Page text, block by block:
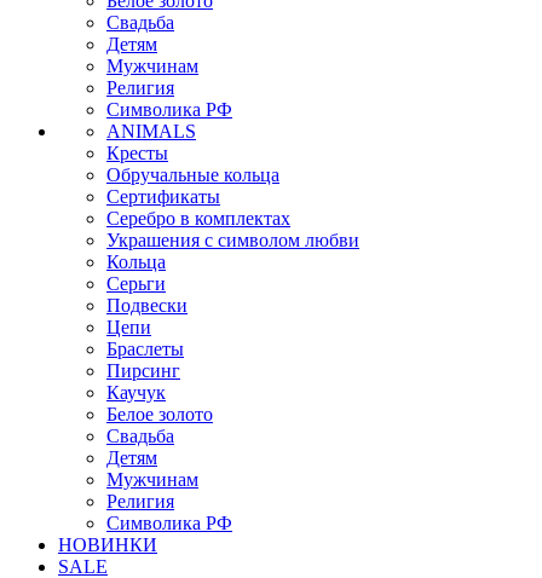
Свадьба
Детям
Мужчинам
Религия
Символика РФ
ANIMALS
Кресты
Обручальные кольца
Сертификаты
Серебро в комплектах
Украшения с символом любви
Кольца
Серьги
Подвески
Цепи
Браслеты
Пирсинг
Каучук
Белое золото
Свадьба
Детям
Мужчинам
Религия
Символика РФ
НОВИНКИ
SALE